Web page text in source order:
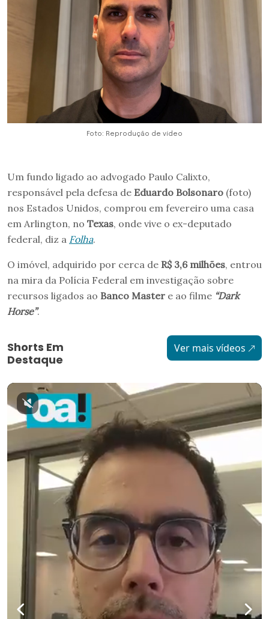
Foto: Reprodução de vídeo
Um fundo ligado ao advogado Paulo Calixto,
responsável pela defesa de Eduardo Bolsonaro (foto)
nos Estados Unidos, comprou em fevereiro uma casa
em Arlington, no Texas, onde vive o ex-deputado
federal, diz a Folha.
O imóvel, adquirido por cerca de R$ 3,6 milhões, entrou
na mira da Polícia Federal em investigação sobre
recursos ligados ao Banco Master e ao filme “Dark
Horse”.
Shorts Em
Destaque
Ver mais vídeos